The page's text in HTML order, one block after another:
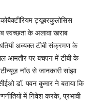
ट्यूबरकुलोसिस
स्वच्छता के अलावा खराब
अव्यक्त टीबी संक्रमण के
आमतौर पर बचपन में टीबी के
नॉउ से जानकारी सांझा
डॉ. पवन कुमार ने बताया कि
में निवेश करके, प्रभावी